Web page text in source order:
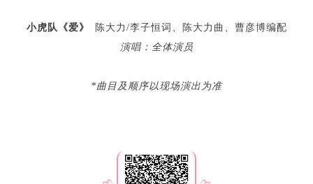
小虎队《爱》
陈大力/李子恒词、陈大力曲、曹彦博编配
演唱：全体演员
*曲目及顺序以现场演出为准